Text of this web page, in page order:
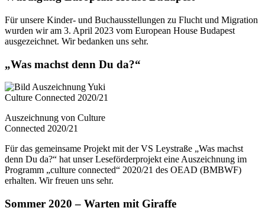
Für unsere Kinder- und Buchausstellungen zu Flucht und Migration
wurden wir am 3. April 2023 vom European House Budapest
ausgezeichnet. Wir bedanken uns sehr.
„Was machst denn Du da?“
Auszeichnung von Culture
Connected 2020/21
Für das gemeinsame Projekt mit der VS Leystraße „Was machst
denn Du da?“ hat unser Leseförderprojekt eine Auszeichnung im
Programm „culture connected“ 2020/21 des OEAD (BMBWF)
erhalten. Wir freuen uns sehr.
Sommer 2020 – Warten mit Giraffe